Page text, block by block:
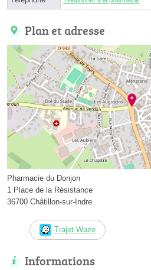
Plan et adresse
Pharmacie du Donjon
1 Place de la Résistance
36700 Châtillon-sur-Indre
Trajet Waze
Informations